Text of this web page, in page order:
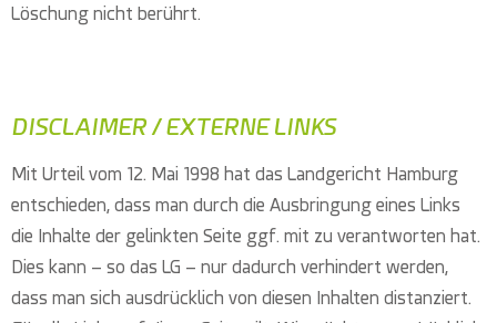
Löschung nicht berührt.
DISCLAIMER / EXTERNE LINKS
Mit Urteil vom 12. Mai 1998 hat das Landgericht Hamburg
entschieden, dass man durch die Ausbringung eines Links
die Inhalte der gelinkten Seite ggf. mit zu verantworten hat.
Dies kann – so das LG – nur dadurch verhindert werden,
dass man sich ausdrücklich von diesen Inhalten distanziert.